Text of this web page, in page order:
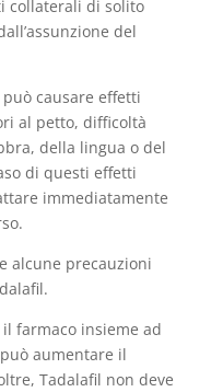
collaterali di solito
del
causare effetti
al petto, difficoltà
della lingua o del
di questi effetti
immediatamente
alcune precauzioni
farmaco insieme ad
aumentare il
Tadalafil non deve